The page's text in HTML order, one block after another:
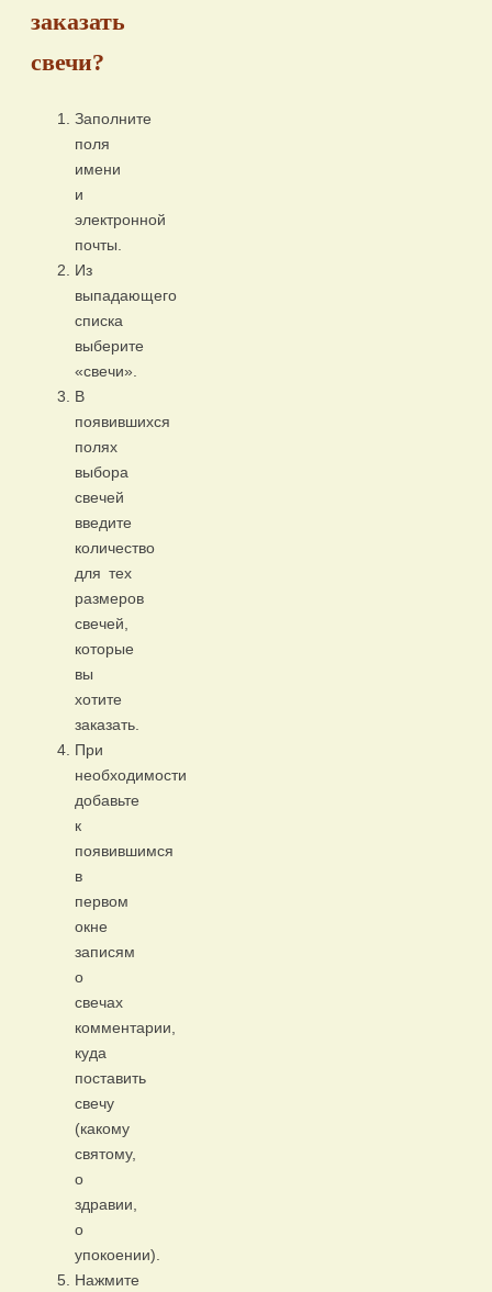
заказать
свечи?
Заполните
поля
имени
и
электронной
почты.
Из
выпадающего
списка
выберите
«свечи».
В
появившихся
полях
выбора
свечей
введите
количество
для тех
размеров
свечей,
которые
вы
хотите
заказать.
При
необходимости
добавьте
к
появившимся
в
первом
окне
записям
о
свечах
комментарии,
куда
поставить
свечу
(какому
святому,
о
здравии,
о
упокоении).
Нажмите